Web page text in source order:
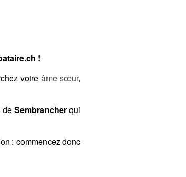
!
votre âme sœur,
de Sembrancherqui
: commencez donc